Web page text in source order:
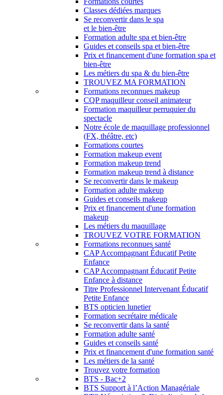
Classes dédiées marques
Se reconvertir dans le spa
et le bien-être
Formation adulte spa et bien-être
Guides et conseils spa et bien-être
Prix et financement d'une formation spa et
bien-être
Les métiers du spa & du bien-être
TROUVEZ MA FORMATION
Formations reconnues makeup
CQP maquilleur conseil animateur
Formation maquilleur perruquier du
spectacle
Notre école de maquillage professionnel
(FX, théâtre, etc)
Formations courtes
Formation makeup event
Formation makeup trend
Formation makeup trend à distance
Se reconvertir dans le makeup
Formation adulte makeup
Guides et conseils makeup
Prix et financement d'une formation
makeup
Les métiers du maquillage
TROUVEZ VOTRE FORMATION
Formations reconnues santé
CAP Accompagnant Éducatif Petite
Enfance
CAP Accompagnant Éducatif Petite
Enfance à distance
Titre Professionnel Intervenant Éducatif
Petite Enfance
BTS opticien lunetier
Formation secrétaire médicale
Se reconvertir dans la santé
Formation adulte santé
Guides et conseils santé
Prix et financement d'une formation santé
Les métiers de la santé
Trouvez votre formation
BTS - Bac+2
BTS Support à l’Action Managériale